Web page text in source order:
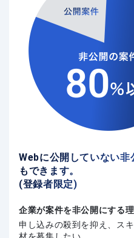
Webに公開していない
もできます。
(登録者限定)
企業が案件を非公開にする
申し込みの殺到を抑え、ス